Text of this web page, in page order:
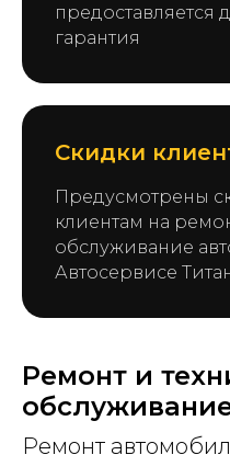
предоставляется
гарантия
Скидки
Предусмотрены
клиентам на
обслуживание
Автосервисе
Ремонт и
Ремонт